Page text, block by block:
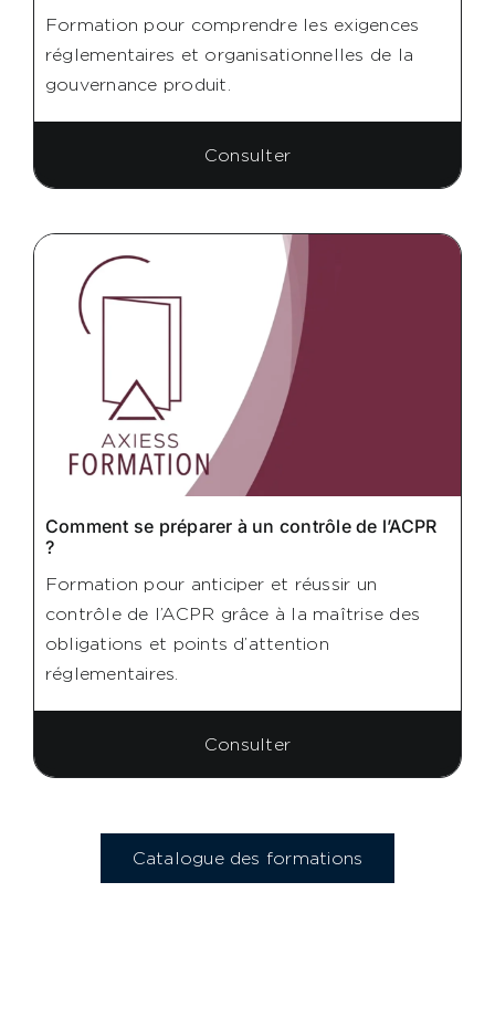
Formation pour comprendre les exigences
réglementaires et organisationnelles de la
gouvernance produit.
Consulter
Comment se préparer à un contrôle de l’ACPR
?
Formation pour anticiper et réussir un
contrôle de l’ACPR grâce à la maîtrise des
obligations et points d’attention
réglementaires.
Consulter
Catalogue des formations